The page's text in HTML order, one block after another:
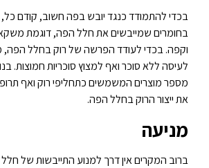
בכדי להתמודד כנגד יובש בפה חשוב, קודם
בחומרים שמייבשים את חלל הפה, דוגמת
וקפה. בכדי לעודד הפרשה של רוק בחלל הפה,
לעיסה ללא סוכר ואף למצוץ סוכריות חמוצות.
מספר מוצרים המשמשים כתחליפי רוק ואף
את ייצור הרוק בחלל הפה.
מניעה
ברוב המקרים אין דרך למנוע התייבשות של חלל